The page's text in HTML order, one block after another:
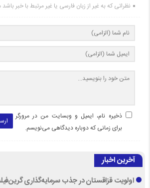
نظراتی که به غیر از زبان فارسی یا غیر مرتبط با خبر
ذخیره نام، ایمیل و وبسایت من در مرورگر
برای زمانی که دوباره دیدگاهی می‌نویسم.
آخرین اخبار
اولویت قزاقستان در جذب سرمایه‌گذاری